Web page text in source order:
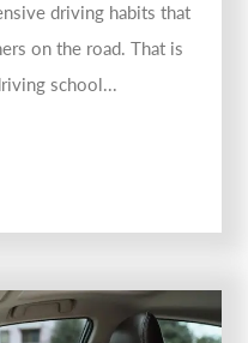
driving habits that
on the road. That is
school...